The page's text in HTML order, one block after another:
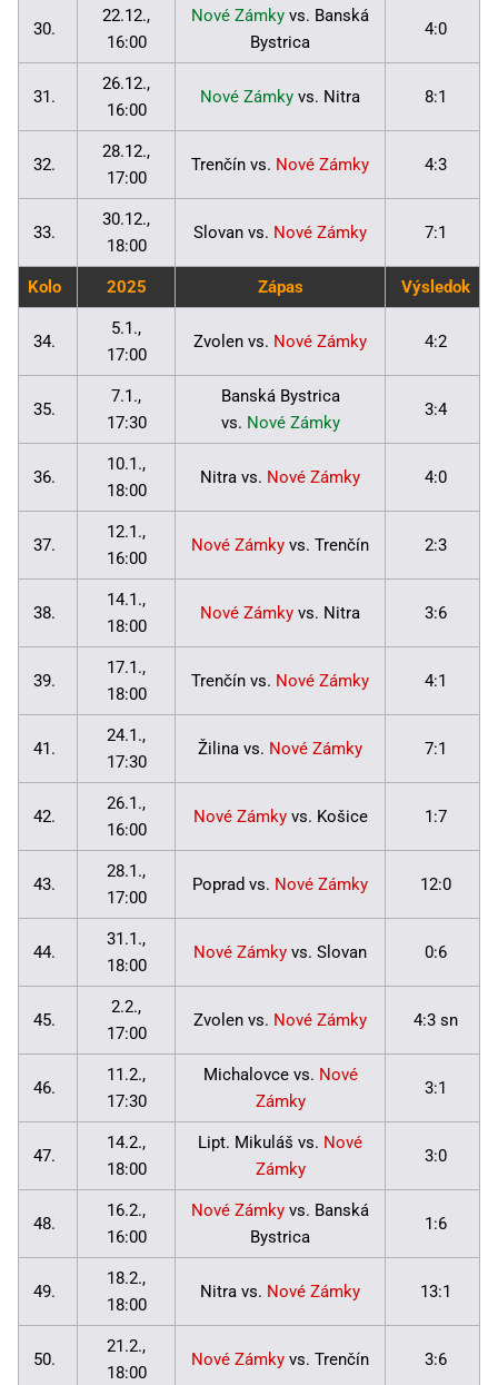
30.
22.12.,
16:00
Nové Zámky vs. Banská
Bystrica
4:0
31.
26.12.,
16:00
Nové Zámky vs. Nitra 8:1
32.
28.12.,
17:00
Trenčín vs. Nové Zámky 4:3
33.
30.12.,
18:00
Slovan vs. Nové Zámky 7:1
Kolo 2025 Zápas Výsledok
34.
5.1.,
17:00
Zvolen vs. Nové Zámky 4:2
35.
7.1.,
17:30
Banská Bystrica
vs. Nové Zámky
3:4
36.
10.1.,
18:00
Nitra vs. Nové Zámky 4:0
37.
12.1.,
16:00
Nové Zámky vs. Trenčín 2:3
38.
14.1.,
18:00
Nové Zámky vs. Nitra 3:6
39.
17.1.,
18:00
Trenčín vs. Nové Zámky 4:1
41.
24.1.,
17:30
Žilina vs. Nové Zámky 7:1
42.
26.1.,
16:00
Nové Zámkyvs. Košice 1:7
43.
28.1.,
17:00
Poprad vs. Nové Zámky 12:0
44.
31.1.,
18:00
Nové Zámky vs. Slovan 0:6
45.
2.2.,
17:00
Zvolen vs. Nové Zámky 4:3 sn
46.
11.2.,
17:30
Michalovce vs. Nové
Zámky
3:1
47.
14.2.,
18:00
Lipt. Mikuláš vs. Nové
Zámky
3:0
48.
16.2.,
16:00
Nové Zámky vs. Banská
Bystrica
1:6
49.
18.2.,
18:00
Nitra vs. Nové Zámky 13:1
50.
21.2.,
18:00
Nové Zámky vs. Trenčín 3:6